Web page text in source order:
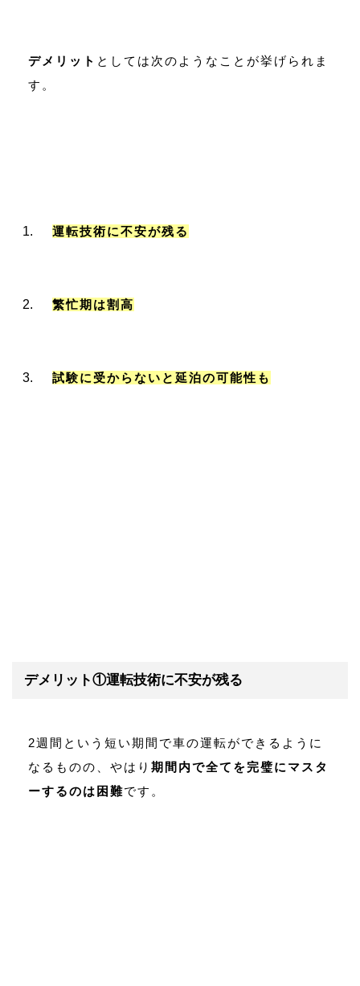
デメリット としては次のようなことが挙げられま
す。
運転技術に不安が残る
繁忙期は割高
試験に受からないと延泊の可能性も
デメリット①運転技術に不安が残る
2週間という短い期間で車の運転ができるように
なるものの、やはり 期間内で全てを完璧にマスタ
ーするのは困難です。